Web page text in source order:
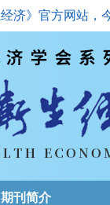
济》官方网站，
期刊简介